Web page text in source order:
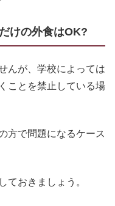
けの外食はOK?
んが、学校によっては
ことを禁止している場
方で問題になるケース
ておきましょう。